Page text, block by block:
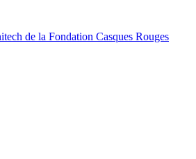
de la Fondation Casques Rouges